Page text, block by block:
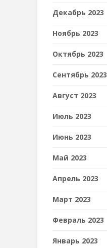
Декабрь 2023
Ноябрь 2023
Октябрь 2023
Сентябрь 2023
Август 2023
Июль 2023
Июнь 2023
Май 2023
Апрель 2023
Март 2023
Февраль 2023
Январь 2023